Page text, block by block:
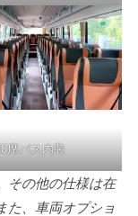
席バス内装
その他の仕様は在
た、車両オプショ